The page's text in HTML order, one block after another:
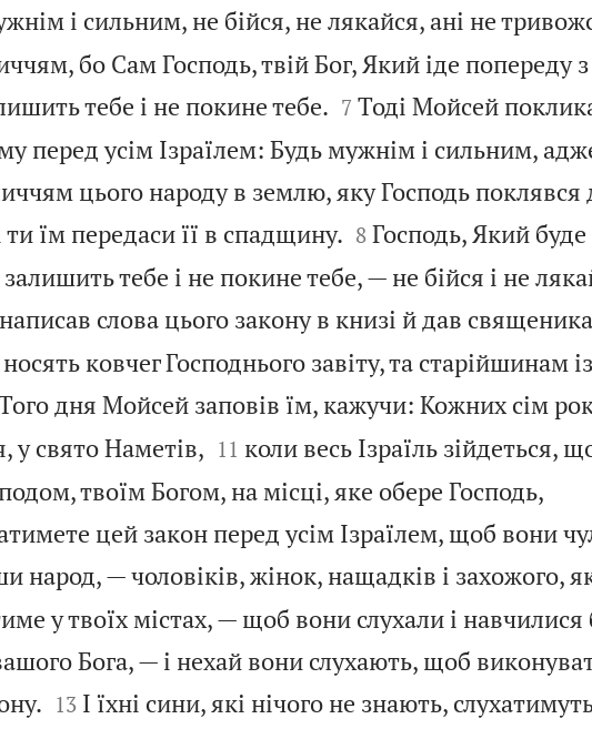
і сильним, не бійся, не лякайся, ані не
бо Сам Господь, твій Бог, Який іде попереду
тебе і не покине тебе.
7 Тоді Мойсей
перед усім Ізраїлем: Будь мужнім і сильним,
цього народу в землю, яку Господь
ти їм передаси її в спадщину.
8 Господь, Який
тебе і не покине тебе, — не бійся і не
слова цього закону в книзі й дав
ковчег Господнього завіту, та старійшинам
дня Мойсей заповів їм, кажучи: Кожних сім
у свято Наметів,
11 коли весь Ізраїль зійдеться,
твоїм Богом, на місці, яке обере Господь,
цей закон перед усім Ізраїлем, щоб вони
народ, — чоловіків, жінок, нащадків і захожого,
у твоїх містах, — щоб вони слухали і навчилися
Бога, — і нехай вони слухають, щоб

13 І їхні сини, які нічого не знають,